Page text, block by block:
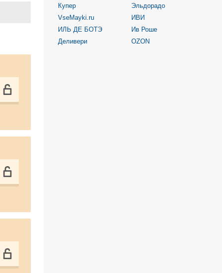
Купер
Эльдорадо
VseMayki.ru
ИВИ
ИЛЬ ДЕ БОТЭ
Ив Роше
Деливери
OZON